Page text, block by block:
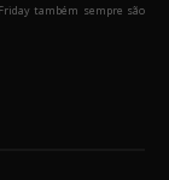
também sempre são